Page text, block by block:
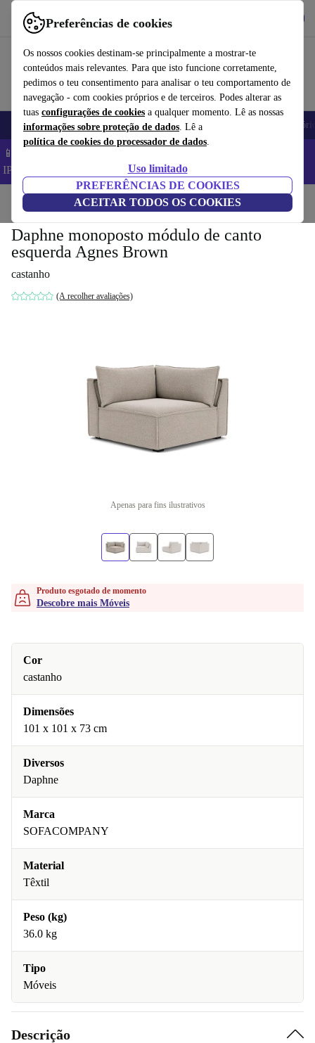
Preferências de cookies
Os nossos cookies destinam-se principalmente a mostrar-te
conteúdos mais relevantes. Para que isto funcione corretamente,
pedimos o teu consentimento para analisar o teu comportamento de
navegação - com cookies próprios e de terceiros. Podes alterar as
tuas configurações de cookies a qualquer momento. Lê as nossas
informações sobre proteção de dados. Lê a
política de cookies do processador de dados.
Uso limitado
PREFERÊNCIAS DE COOKIES
ACEITAR TODOS OS COOKIES
Use o refurbed de forma rápida e fácil
Telemóveis Computadores Portáteis Tablets
📱 Poupa 5% EXTRA em todos os iPhones – Código:
IPHONEDEAL –
Início Casa Móveis
Daphne monoposto módulo de canto
esquerda Agnes Brown
castanho
(A recolher avaliações)
Apenas para fins ilustrativos
Produto esgotado de momento
Descobre mais Móveis
Cor
castanho
Dimensões
101 x 101 x 73 cm
Diversos
Daphne
Marca
SOFACOMPANY
Material
Têxtil
Peso (kg)
36.0 kg
Tipo
Móveis
Descrição